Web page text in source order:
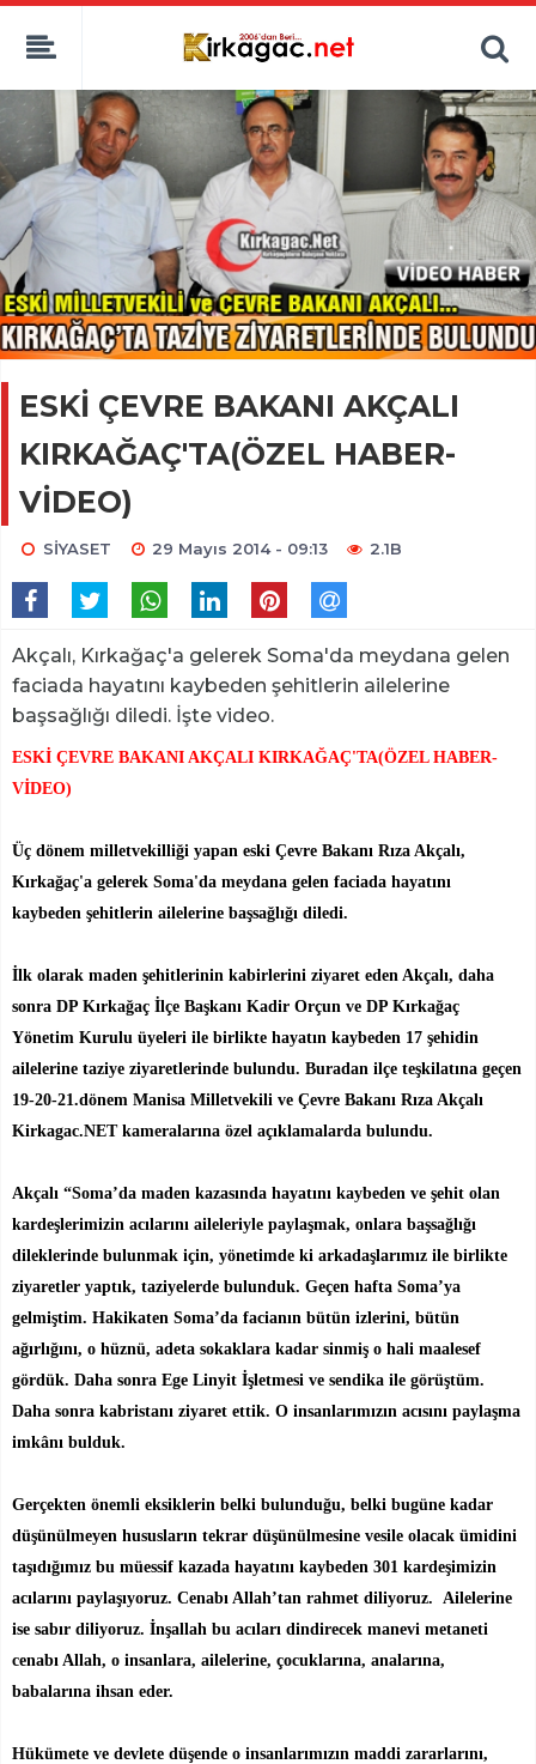
ESKİ ÇEVRE BAKANI AKÇALI
KIRKAĞAÇ'TA(ÖZEL HABER-
VİDEO)
SİYASET 29 Mayıs 2014 - 09:13 2.1B
Akçalı, Kırkağaç'a gelerek Soma'da meydana gelen
faciada hayatını kaybeden şehitlerin ailelerine
başsağlığı diledi. İşte video.
ESKİ ÇEVRE BAKANI AKÇALI KIRKAĞAÇ'TA(ÖZEL HABER-
VİDEO)
Üç dönem milletvekilliği yapan eski Çevre Bakanı Rıza Akçalı,
Kırkağaç'a gelerek Soma'da meydana gelen faciada hayatını
kaybeden şehitlerin ailelerine başsağlığı diledi.
İlk olarak maden şehitlerinin kabirlerini ziyaret eden Akçalı, daha
sonra DP Kırkağaç İlçe Başkanı Kadir Orçun ve DP Kırkağaç
Yönetim Kurulu üyeleri ile birlikte hayatın kaybeden 17 şehidin
ailelerine taziye ziyaretlerinde bulundu. Buradan ilçe teşkilatına geçen
19-20-21.dönem Manisa Milletvekili ve Çevre Bakanı Rıza Akçalı
Kirkagac.NET kameralarına özel açıklamalarda bulundu.
Akçalı “Soma’da maden kazasında hayatını kaybeden ve şehit olan
kardeşlerimizin acılarını aileleriyle paylaşmak, onlara başsağlığı
dileklerinde bulunmak için, yönetimde ki arkadaşlarımız ile birlikte
ziyaretler yaptık, taziyelerde bulunduk. Geçen hafta Soma’ya
gelmiştim. Hakikaten Soma’da facianın bütün izlerini, bütün
ağırlığını, o hüznü, adeta sokaklara kadar sinmiş o hali maalesef
gördük. Daha sonra Ege Linyit İşletmesi ve sendika ile görüştüm.
Daha sonra kabristanı ziyaret ettik. O insanlarımızın acısını paylaşma
imkânı bulduk.
Gerçekten önemli eksiklerin belki bulunduğu, belki bugüne kadar
düşünülmeyen hususların tekrar düşünülmesine vesile olacak ümidini
taşıdığımız bu müessif kazada hayatını kaybeden 301 kardeşimizin
acılarını paylaşıyoruz. Cenabı Allah’tan rahmet diliyoruz. Ailelerine
ise sabır diliyoruz. İnşallah bu acıları dindirecek manevi metaneti
cenabı Allah, o insanlara, ailelerine, çocuklarına, analarına,
babalarına ihsan eder.
Hükümete ve devlete düşende o insanlarımızın maddi zararlarını,